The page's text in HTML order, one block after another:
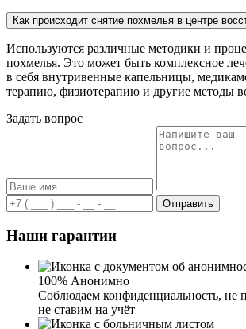
Как происходит снятие похмелья в центре
Используются различные методики и
похмелья. Это может быть комплексное
в себя внутривенные капельницы,
терапию, физиотерапию и другие методы
Задать вопрос
Отправить
Наши гарантии
100% Анонимно
Соблюдаем конфиденциальность, не
не ставим на учёт